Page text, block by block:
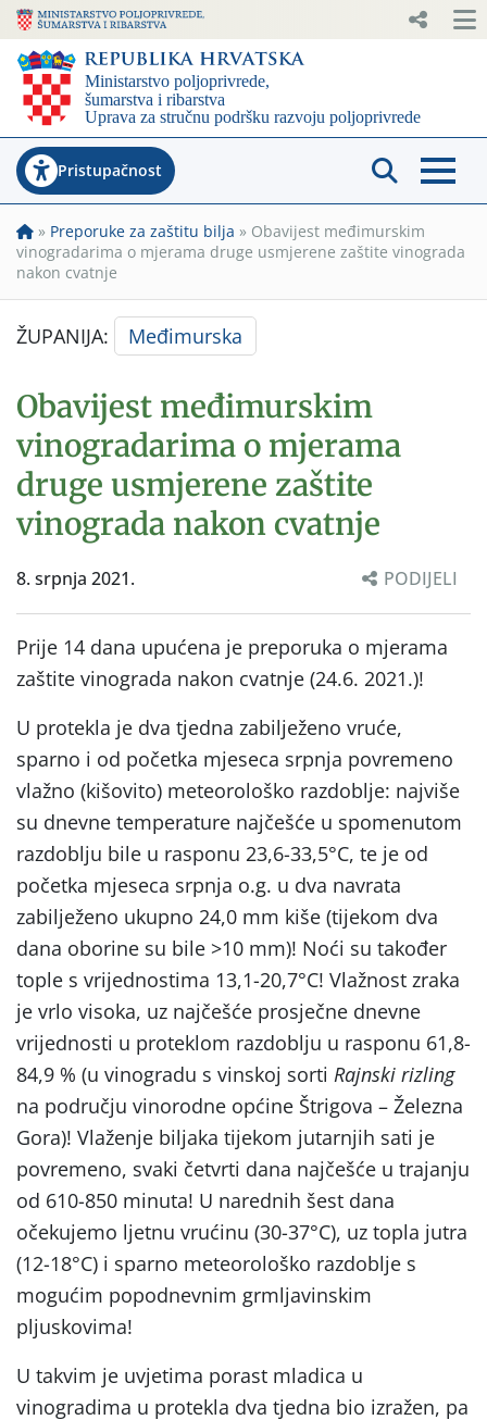
Pristupačnost
» Preporuke za zaštitu bilja » Obavijest međimurskim
vinogradarima o mjerama druge usmjerene zaštite vinograda
nakon cvatnje
ŽUPANIJA: Međimurska
Obavijest međimurskim
vinogradarima o mjerama
druge usmjerene zaštite
vinograda nakon cvatnje
8. srpnja 2021. PODIJELI
Prije 14 dana upućena je preporuka o mjerama
zaštite vinograda nakon cvatnje (24.6. 2021.)!
U protekla je dva tjedna zabilježeno vruće,
sparno i od početka mjeseca srpnja povremeno
vlažno (kišovito) meteorološko razdoblje: najviše
su dnevne temperature najčešće u spomenutom
razdoblju bile u rasponu 23,6-33,5°C, te je od
početka mjeseca srpnja o.g. u dva navrata
zabilježeno ukupno 24,0 mm kiše (tijekom dva
dana oborine su bile >10 mm)! Noći su također
tople s vrijednostima 13,1-20,7°C! Vlažnost zraka
je vrlo visoka, uz najčešće prosječne dnevne
vrijednosti u proteklom razdoblju u rasponu 61,8-
84,9 % (u vinogradu s vinskoj sorti Rajnski rizling
na području vinorodne općine Štrigova – Železna
Gora)! Vlaženje biljaka tijekom jutarnjih sati je
povremeno, svaki četvrti dana najčešće u trajanju
od 610-850 minuta! U narednih šest dana
očekujemo ljetnu vrućinu (30-37°C), uz topla jutra
(12-18°C) i sparno meteorološko razdoblje s
mogućim popodnevnim grmljavinskim
pljuskovima!
U takvim je uvjetima porast mladica u
vinogradima u protekla dva tjedna bio izražen, pa